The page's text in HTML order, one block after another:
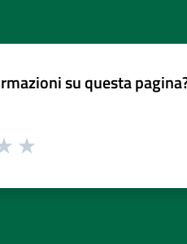
su questa